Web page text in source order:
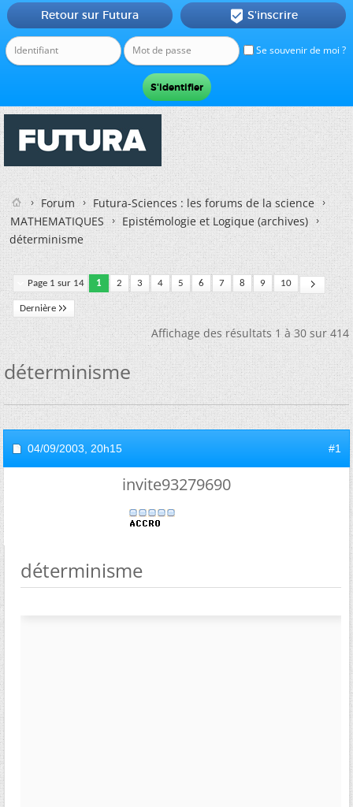
Se souvenir de moi ?
Retour sur Futura  S'inscrire
Forum
Futura-Sciences : les forums de la science
MATHEMATIQUES
Epistémologie et Logique (archives)
déterminisme
Page 1 sur 14 1 2 3 4 5 6 7 8 9 10
Dernière
Affichage des résultats 1 à 30 sur 414
déterminisme
04/09/2003, 20h15 #1
invite93279690
déterminisme